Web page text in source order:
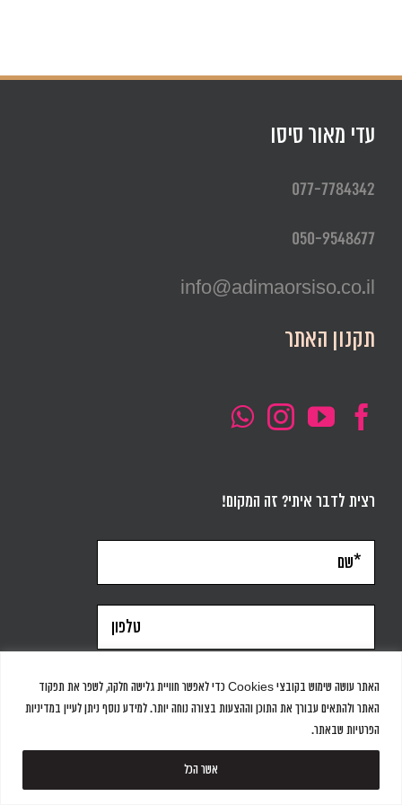
האתר עושה שימוש בקובצי Cookies כדי לאפשר חוויית גלישה חלקה, לשפר את תפקוד
האתר ולהתאים עבורך את התוכן וההצעות בצורה נוחה יותר. למידע נוסף ניתן לעיין במדיניות
הפרטיות שבאתר.
אשר הכל
עדי מאור סיסו
077-7784342
050-9548677
info@adimaorsiso.co.il
תקנון האתר
רצית לדבר איתי? זה המקום!